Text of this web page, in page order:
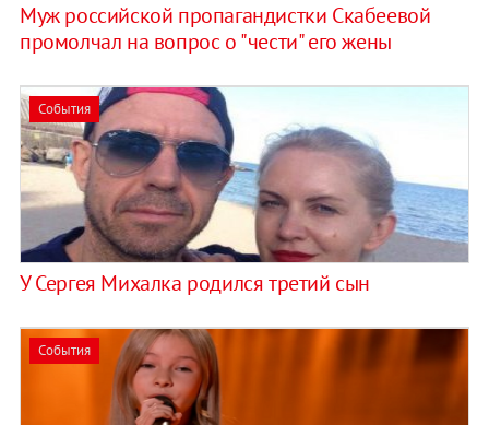
Муж российской пропагандистки Скабеевой
промолчал на вопрос о "чести" его жены
События
У Сергея Михалка родился третий сын
События